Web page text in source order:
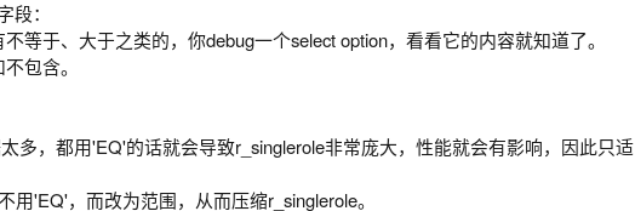
：
等于、大于之类的，你debug一个select option，看看它的内容就知道了。
包含。
多，都用'EQ'的话就会导致r_singlerole非常庞大，性能就会有影响，因此只适
'EQ'，而改为范围，从而压缩r_singlerole。